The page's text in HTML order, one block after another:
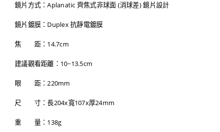
鏡片方式：Aplanatic 齊焦式非球面 (消球差) 鏡片設計
鏡片鍍膜：Duplex 抗靜電鍍膜
焦 距：14.7cm
建議觀看距離：10~13.5cm
眼 距：220mm
尺 寸：長204x寬107x厚24mm
重 量：138g